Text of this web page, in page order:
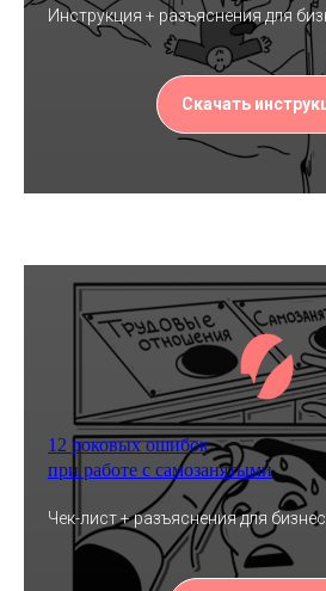
Инструкция + разъяснения для
Скачать
12 роковых ошибок
при работе с самозанятыми
Чек-лист + разъяснения для